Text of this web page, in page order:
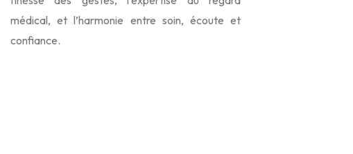
médical, et l’harmonie entre soin, écoute et
confiance.